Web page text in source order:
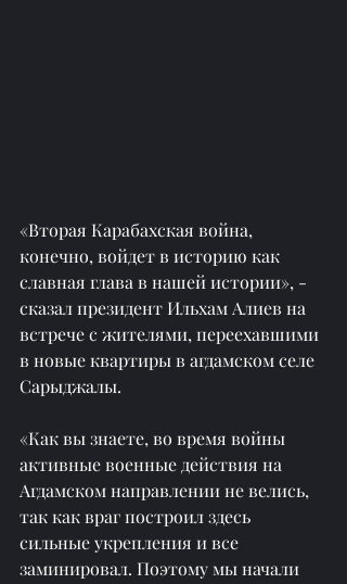
«Вторая Карабахская война,
конечно, войдет в историю как
славная глава в нашей истории», -
сказал президент Ильхам Алиев на
встрече с жителями, переехавшими
в новые квартиры в агдамском селе
Сарыджалы.
«Как вы знаете, во время войны
активные военные действия на
Агдамском направлении не велись,
так как враг построил здесь
сильные укрепления и все
заминировал. Поэтому мы начали